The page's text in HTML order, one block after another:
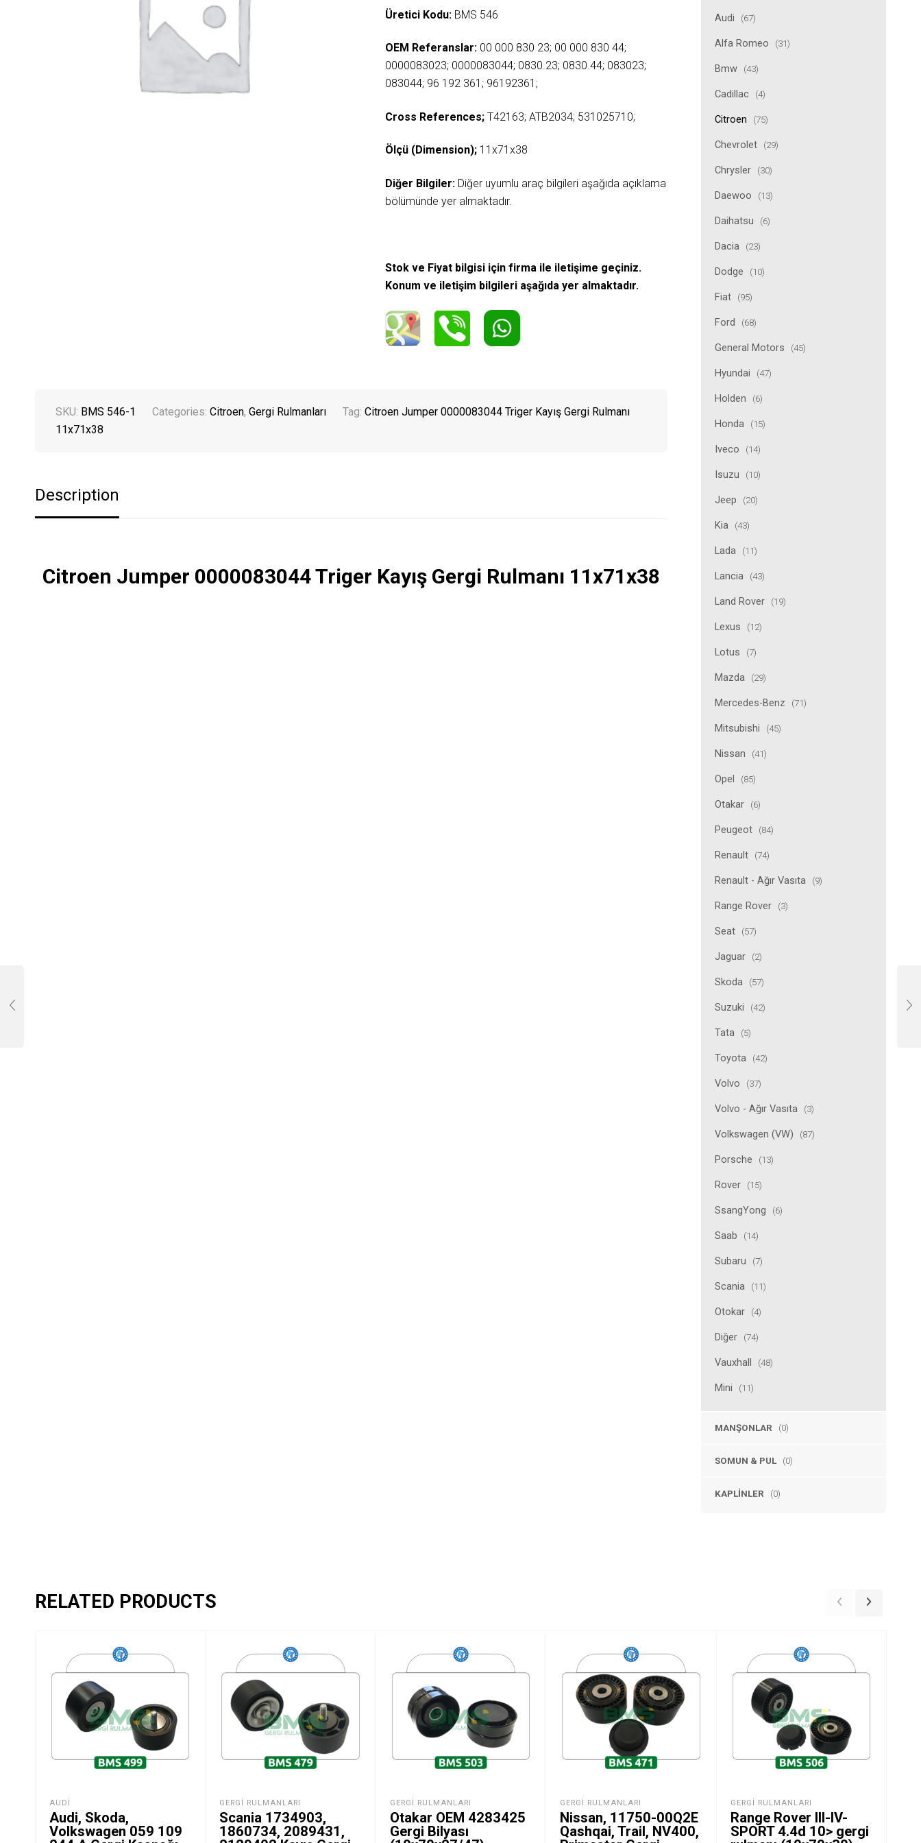
Audi (67)
Alfa Romeo (31)
Bmw (43)
Cadillac (4)
Citroen (75)
Chevrolet (29)
Chrysler (30)
Daewoo (13)
Daihatsu (6)
Dacia (23)
Dodge (10)
Fiat (95)
Ford (68)
General Motors (45)
Hyundai (47)
Holden (6)
Honda (15)
Iveco (14)
Isuzu (10)
Jeep (20)
Kia (43)
Lada (11)
Lancia (43)
Land Rover (19)
Lexus (12)
Lotus (7)
Mazda (29)
Mercedes-Benz (71)
Mitsubishi (45)
Nissan (41)
Opel (85)
Otakar (6)
Peugeot (84)
Renault (74)
Renault - Ağır Vasıta (9)
Range Rover (3)
Seat (57)
Jaguar (2)
Skoda (57)
Suzuki (42)
Tata (5)
Toyota (42)
Volvo (37)
Volvo - Ağır Vasıta (3)
Volkswagen (VW) (87)
Porsche (13)
Rover (15)
SsangYong (6)
Saab (14)
Subaru (7)
Scania (11)
Otokar (4)
Diğer (74)
Vauxhall (48)
Mini (11)
MANŞONLAR (0)
SOMUN & PUL (0)
KAPLINLER (0)
Üretici Kodu: BMS 546
OEM Referanslar: 00 000 830 23; 00 000 830 44;
0000083023; 0000083044; 0830.23; 0830.44; 083023;
083044; 96 192 361; 96192361;
Cross References; T42163; ATB2034; 531025710;
Ölçü (Dimension); 11x71x38
Diğer Bilgiler: Diğer uyumlu araç bilgileri aşağıda açıklama
bölümünde yer almaktadır.
Stok ve Fiyat bilgisi için firma ile iletişime geçiniz.
Konum ve iletişim bilgileri aşağıda yer almaktadır.
SKU: BMS 546-1 Categories: Citroen, Gergi Rulmanları Tag: Citroen Jumper 0000083044 Triger Kayış Gergi Rulmanı
11x71x38
Description
Citroen Jumper 0000083044 Triger Kayış Gergi Rulmanı 11x71x38
RELATED PRODUCTS
AUDI
Audi, Skoda,
Volkswagen 059 109
GERGI RULMANLARI
Scania 1734903,
1860734, 2089431,
GERGI RULMANLARI
Otakar OEM 4283425
Gergi Bilyası
GERGI RULMANLARI
Nissan, 11750-00Q2E
Qashqai, Trail, NV400,
GERGI RULMANLARI
Range Rover III-IV-
SPORT 4.4d 10> gergi